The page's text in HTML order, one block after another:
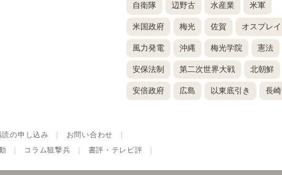
自衛隊 辺野古 水産業 米軍
米国政府 梅光 佐賀 オスプレイ
風力発電 沖縄 梅光学院 憲法
安保法制 第二次世界大戦 北朝鮮
安倍政府 広島 以東底引き 長崎
読の申し込み お問い合わせ
コラム狙撃兵 書評・テレビ評